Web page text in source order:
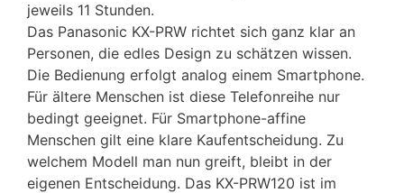
jeweils 11 Stunden.
Das Panasonic KX-PRW richtet sich ganz klar an
Personen, die edles Design zu schätzen wissen.
Die Bedienung erfolgt analog einem Smartphone.
Für ältere Menschen ist diese Telefonreihe nur
bedingt geeignet. Für Smartphone-affine
Menschen gilt eine klare Kaufentscheidung. Zu
welchem Modell man nun greift, bleibt in der
eigenen Entscheidung. Das KX-PRW120 ist im